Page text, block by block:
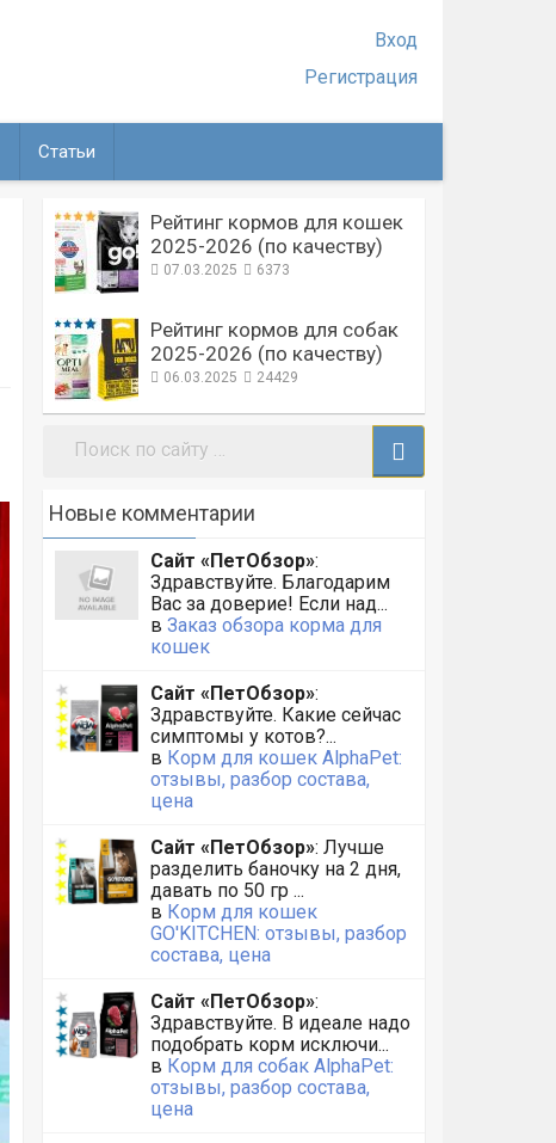
Вход
Регистрация
Статьи
Рейтинг кормов для кошек
2025-2026 (по качеству)
07.03.2025 6373
Рейтинг кормов для собак
2025-2026 (по качеству)
06.03.2025 24429
Поиск:
Новые комментарии
Сайт «ПетОбзор»:
Здравствуйте. Благодарим
Вас за доверие! Если над...
в Заказ обзора корма для
кошек
Сайт «ПетОбзор»:
Здравствуйте. Какие сейчас
симптомы у котов?...
в Корм для кошек AlphaPet:
отзывы, разбор состава,
цена
Сайт «ПетОбзор»: Лучше
разделить баночку на 2 дня,
давать по 50 гр ...
в Корм для кошек
GO'KITCHEN: отзывы, разбор
состава, цена
Сайт «ПетОбзор»:
Здравствуйте. В идеале надо
подобрать корм исключи...
в Корм для собак AlphaPet:
отзывы, разбор состава,
цена